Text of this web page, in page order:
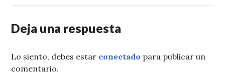
Deja una respuesta
Lo siento, debes estar conectado para publicar un
comentario.